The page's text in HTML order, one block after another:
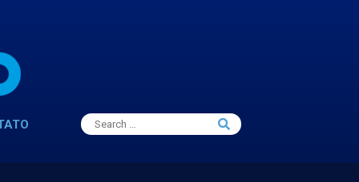
Search
for:
Search